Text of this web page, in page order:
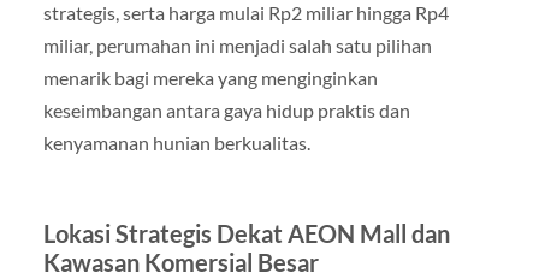
strategis, serta harga mulai Rp2 miliar hingga Rp4
miliar, perumahan ini menjadi salah satu pilihan
menarik bagi mereka yang menginginkan
keseimbangan antara gaya hidup praktis dan
kenyamanan hunian berkualitas.
Lokasi Strategis Dekat AEON Mall dan
Kawasan Komersial Besar